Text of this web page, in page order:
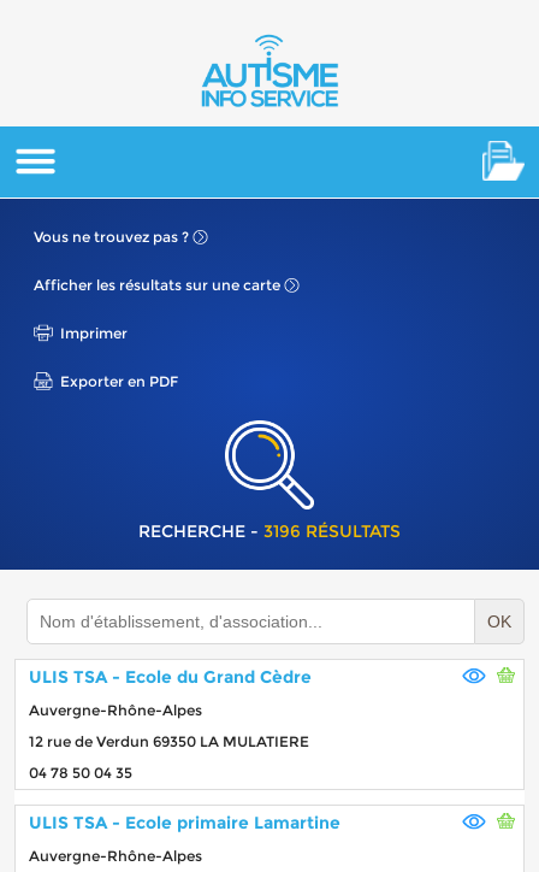
Vous ne trouvez pas ?
Afficher les résultats sur une carte
Imprimer
Exporter en PDF
RECHERCHE - 3196 RÉSULTATS
OK
ULIS TSA - Ecole du Grand Cèdre
Auvergne-Rhône-Alpes
12 rue de Verdun 69350 LA MULATIERE
04 78 50 04 35
ULIS TSA - Ecole primaire Lamartine
Auvergne-Rhône-Alpes